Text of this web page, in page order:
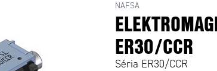
NAFSA
ER30/CCR
Séria ER30/CCR